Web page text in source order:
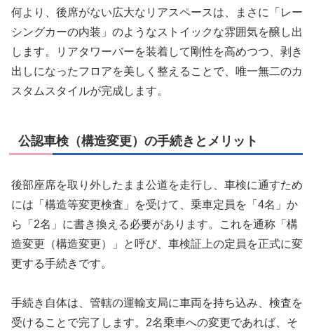
何より、後席がない広大なリアスペースは、まさに「レー
シングカーの内装」のようなストイックな雰囲気を醸し出
します。リアタワーバーを装着して剛性を高めつつ、剥き
出しになったフロアを美しく整えることで、唯一無二のカ
スタムスタイルが完成します。
公認車検（構造変更）の手続きとメリット
後部座席を取り外したまま公道を走行し、車検に通すため
には「構造等変更検査」を受けて、乗車定員を「4名」か
ら「2名」に書き換える必要があります。これを通称「構
造変更（構造変更）」と呼び、車検証上の定員を正式に変
更する手続きです。
手続き自体は、管轄の運輸支局に車両を持ち込み、検査を
受けることで完了します。2名乗車への変更であれば、そ